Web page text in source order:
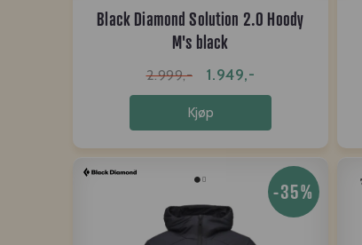
Black Diamond Solution 2.0 Hoody
M's black
2.999,- 1.949,-
Kjøp
-35%